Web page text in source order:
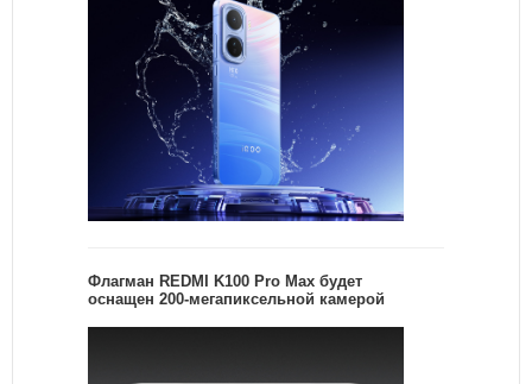
Флагман REDMI K100 Pro Max будет
оснащен 200-мегапиксельной камерой